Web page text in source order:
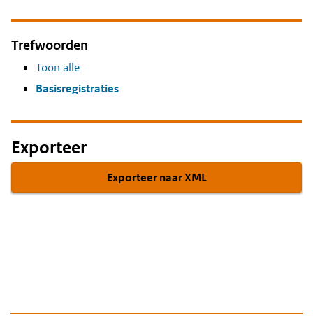
Trefwoorden
Toon alle
Basisregistraties
Exporteer
Exporteer naar XML